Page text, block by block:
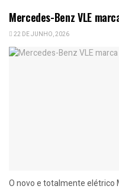
Mercedes-Benz VLE
22 DE JUNHO, 2026
O novo e totalmente elétrico